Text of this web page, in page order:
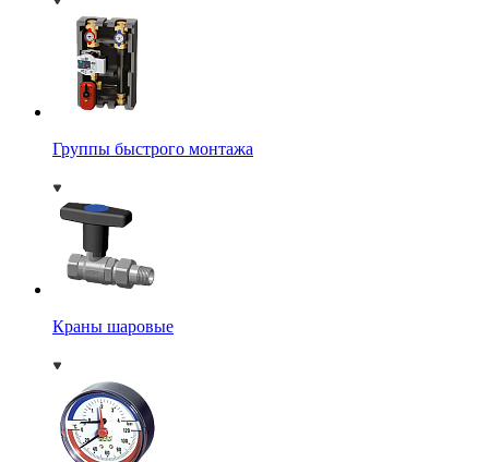
Группы быстрого монтажа
Краны шаровые